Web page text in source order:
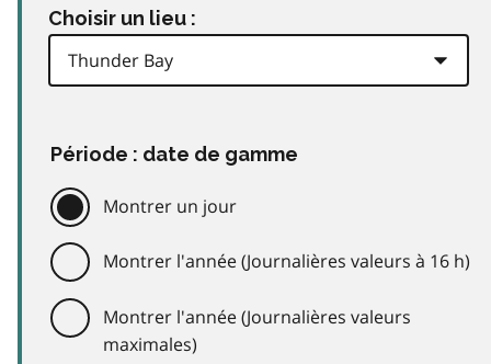
Choisir un lieu :
Période : date de gamme
Montrer un jour
Montrer l'année (Journalières valeurs à 16 h)
Montrer l'année (Journalières valeurs
maximales)